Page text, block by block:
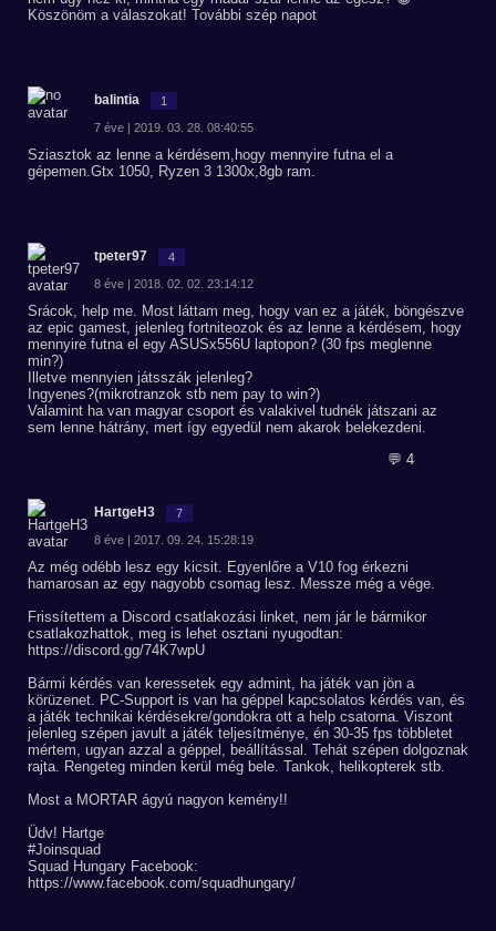
Köszönöm a válaszokat! További szép napot
balintia 1
7 éve | 2019. 03. 28. 08:40:55
Sziasztok az lenne a kérdésem,hogy mennyire futna el a
gépemen.Gtx 1050, Ryzen 3 1300x,8gb ram.
tpeter97 4
8 éve | 2018. 02. 02. 23:14:12
Srácok, help me. Most láttam meg, hogy van ez a játék, böngészve
az epic gamest, jelenleg fortniteozok és az lenne a kérdésem, hogy
mennyire futna el egy ASUSx556U laptopon? (30 fps meglenne
min?)
Illetve mennyien játsszák jelenleg?
Ingyenes?(mikrotranzok stb nem pay to win?)
Valamint ha van magyar csoport és valakivel tudnék játszani az
sem lenne hátrány, mert így egyedül nem akarok belekezdeni.
💬 4
HartgeH3 7
8 éve | 2017. 09. 24. 15:28:19
Az még odébb lesz egy kicsit. Egyenlőre a V10 fog érkezni
hamarosan az egy nagyobb csomag lesz. Messze még a vége.
Frissítettem a Discord csatlakozási linket, nem jár le bármikor
csatlakozhattok, meg is lehet osztani nyugodtan:
https://discord.gg/74K7wpU
Bármi kérdés van keressetek egy admint, ha játék van jön a
körüzenet. PC-Support is van ha géppel kapcsolatos kérdés van, és
a játék technikai kérdésekre/gondokra ott a help csatorna. Viszont
jelenleg szépen javult a játék teljesítménye, én 30-35 fps többletet
mértem, ugyan azzal a géppel, beállítással. Tehát szépen dolgoznak
rajta. Rengeteg minden kerül még bele. Tankok, helikopterek stb.
Most a MORTAR ágyú nagyon kemény!!
Üdv! Hartge
#Joinsquad
Squad Hungary Facebook:
https://www.facebook.com/squadhungary/